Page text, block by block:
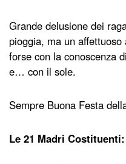
Grande delusione dei
pioggia, ma un
forse con la conoscenza
e… con il sole.
Sempre Buona Festa
Le 21 Madri Costituenti: